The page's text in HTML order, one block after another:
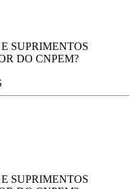
SUPRIMENTOS
DO CNPEM?
SUPRIMENTOS